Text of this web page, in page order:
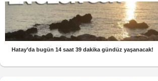
Hatay’da bugün 14 saat 39 dakika gündüz yaşanacak!